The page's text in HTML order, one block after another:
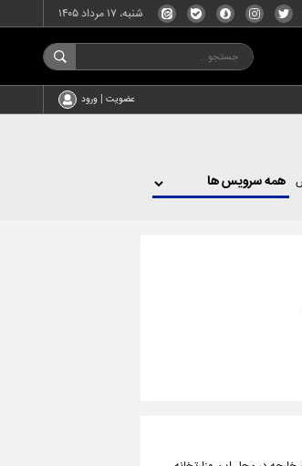
شنبه، ۱۷ مرداد ۱۴۰۵
عضویت | ورود